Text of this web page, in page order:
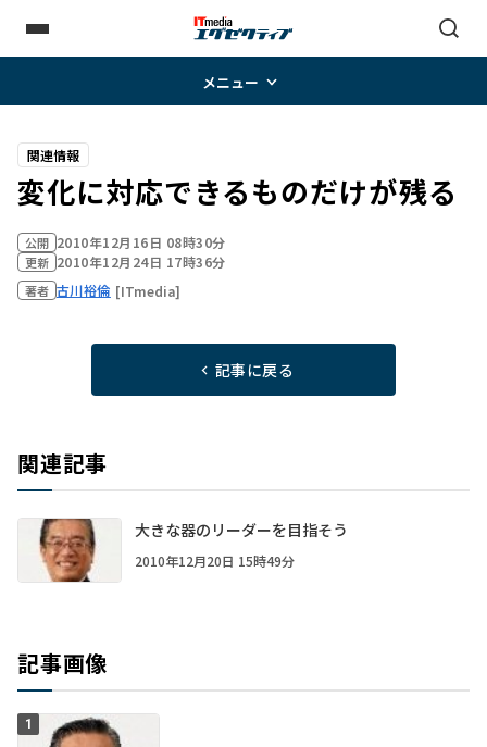
メニュー
関連情報
変化に対応できるものだけが残る
公開 2010年12月16日 08時30分
更新 2010年12月24日 17時36分
著者 古川裕倫 [ITmedia]
記事に戻る
関連記事
大きな器のリーダーを目指そう
2010年12月20日 15時49分
記事画像
1